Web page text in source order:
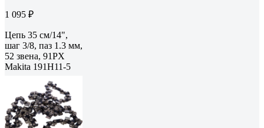
1 095 ₽
Цепь 35 см/14",
шаг 3/8, паз 1.3 мм,
52 звена, 91PX
Makita 191H11-5